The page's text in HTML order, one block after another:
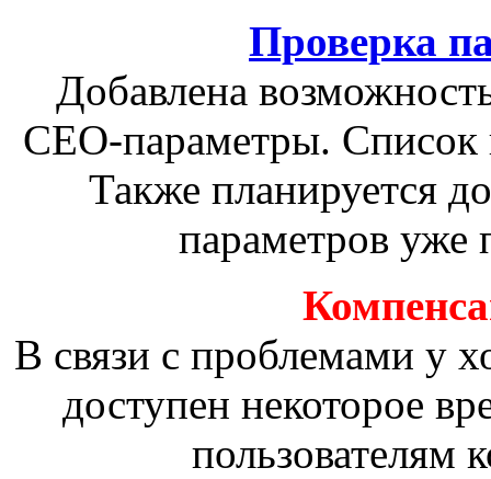
Проверка
Добавлена
СЕО-параметры. Список
Также планируется
параметров уже
В связи с проблемами у
доступен некоторое
пользователям